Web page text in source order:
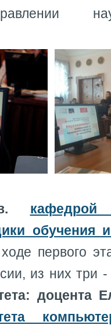
кафедрой
обучения
первого
из них три
доцента